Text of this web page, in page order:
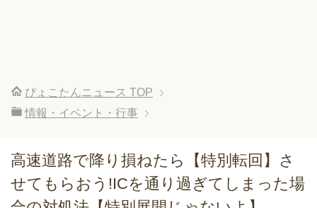
ぴょこたんニュース TOP
情報・イベント・行事
高速道路で降り損ねたら【特別転回】さ
せてもらおう!ICを通り過ぎてしまった場